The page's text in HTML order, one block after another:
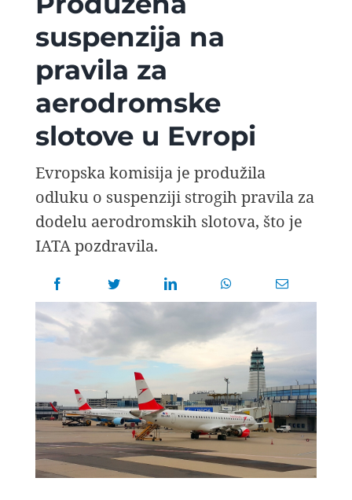
AVIOPEDIA
SPECIJAL
FOTO PRIČA
TEMA
AGENT
suspenzija na
pravila za
aerodromske
slotove u Evropi
Evropska komisija je produžila
odluku o suspenziji strogih pravila za
dodelu aerodromskih slotova, što je
IATA pozdravila.